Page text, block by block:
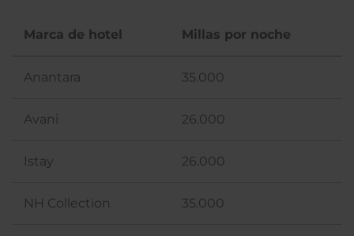
Marca de hotel Millas por noche
Anantara 35.000
Avani 26.000
Istay 26.000
NH Collection 35.000